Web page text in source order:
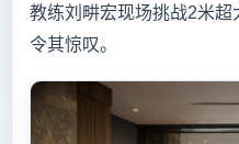
教练刘畊宏现场挑战2米
令其惊叹。